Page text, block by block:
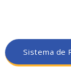
Sistema de